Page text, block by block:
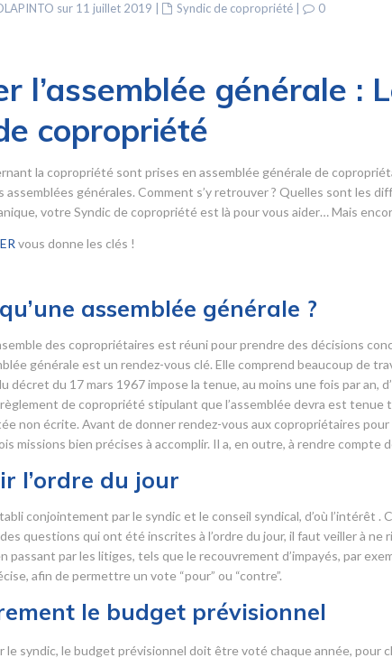
sur 11 juillet 2019 Syndic de copropriété 0
l’assemblée générale :
copropriété
la copropriété sont prises en assemblée générale de
générales. Comment s’y retrouver ? Quelles sont les
votre Syndic de copropriété est là pour vous aider… Mais
vous donne les clés !
assemblée générale ?
des copropriétaires est réuni pour prendre des décisions
générale est un rendez-vous clé. Elle comprend beaucoup de
décret du 17 mars 1967 impose la tenue, au moins une fois par an,
de copropriété stipulant que l’assemblée devra est tenue
non écrite. Avant de donner rendez-vous aux copropriétaires
missions bien précises à accomplir. Il a, en outre, à rendre compte
l’ordre du jour
conjointement par le syndic et le conseil syndical, d’où l’intérêt .
questions qui ont été inscrites à l’ordre du jour, il faut veiller à ne
passant par les litiges, tels que le recouvrement d’impayés, par
afin de permettre un vote “pour” ou “contre”.
le budget prévisionnel
le syndic, le budget prévisionnel doit être voté chaque année, pour